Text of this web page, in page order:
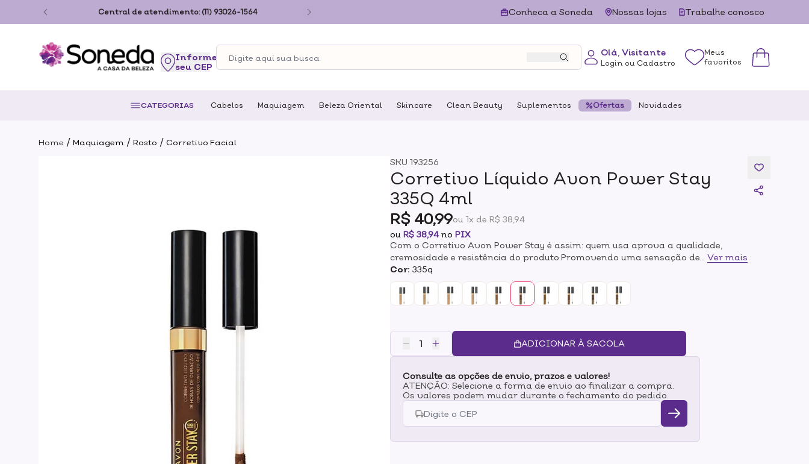
Central de atendimento: (11) 93026-1564 Conheca a Soneda Nossas lojas Trabalhe conosco
seu CEP
Olá, Visitante
Login ou Cadastro
Meus
favoritos
CATEGORIAS Cabelos Maquiagem Beleza Oriental Skincare Clean Beauty Suplementos Ofertas Novidades
Home / Maquiagem / Rosto / Corretivo Facial
SKU193256
Corretivo Líquido Avon Power Stay
335Q 4ml
R$ 40,99ou 1x de R$ 38,94
ouR$ 38,94noPIX
Com o Corretivo Avon Power Stay é assim: quem usa aprova a qualidade,
cremosidade e resistência do produto.Promovendo uma sensação de conforto,
ele dá aquele acabamento natural e possui cobertura média, perfeito para
garantir uma aparência uniforme. Além disso, o corretivo conta com um
aplicador que assegura uma aplicação precisa, cobrindo bem as imperfeições
mais comuns da pele e a vermelhidão.
Ver mais
Cor:335q
ADICIONAR À SACOLA
Consulte as opções de envio, prazos e valores!
ATENÇÃO: Selecione a forma de envio ao finalizar a compra.
Os valores podem mudar durante o fechamento do pedido.